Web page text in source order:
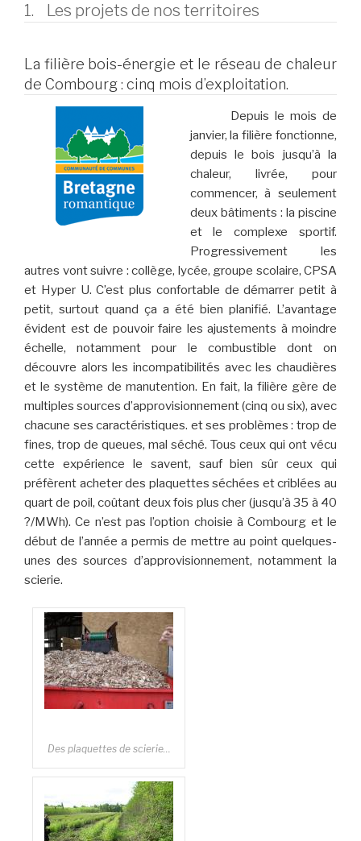
1. Les projets de nos territoires
La filière bois-énergie et le réseau de chaleur
de Combourg : cinq mois d’exploitation.
Depuis le mois de
janvier, la filière fonctionne,
depuis le bois jusqu’à la
chaleur, livrée, pour
commencer, à seulement
deux bâtiments : la piscine
et le complexe sportif.
Progressivement les
autres vont suivre : collège, lycée, groupe scolaire, CPSA
et Hyper U. C’est plus confortable de démarrer petit à
petit, surtout quand ça a été bien planifié. L’avantage
évident est de pouvoir faire les ajustements à moindre
échelle, notamment pour le combustible dont on
découvre alors les incompatibilités avec les chaudières
et le système de manutention. En fait, la filière gère de
multiples sources d’approvisionnement (cinq ou six), avec
chacune ses caractéristiques. et ses problèmes : trop de
fines, trop de queues, mal séché. Tous ceux qui ont vécu
cette expérience le savent, sauf bien sûr ceux qui
préfèrent acheter des plaquettes séchées et criblées au
quart de poil, coûtant deux fois plus cher (jusqu’à 35 à 40
?/MWh). Ce n’est pas l’option choisie à Combourg et le
début de l’année a permis de mettre au point quelques-
unes des sources d’approvisionnement, notamment la
scierie.
Des plaquettes de scierie…